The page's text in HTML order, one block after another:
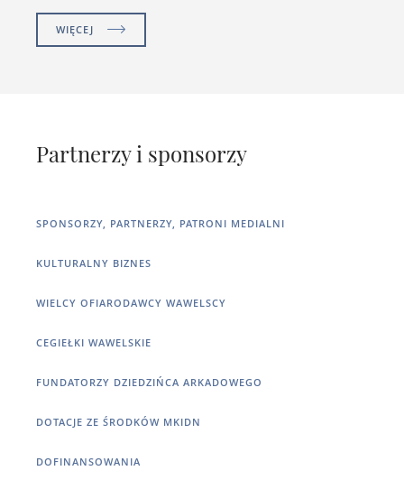
WIĘCEJ
Partnerzy i sponsorzy
SPONSORZY, PARTNERZY, PATRONI MEDIALNI
KULTURALNY BIZNES
WIELCY OFIARODAWCY WAWELSCY
CEGIEŁKI WAWELSKIE
FUNDATORZY DZIEDZIŃCA ARKADOWEGO
DOTACJE ZE ŚRODKÓW MKIDN
DOFINANSOWANIA